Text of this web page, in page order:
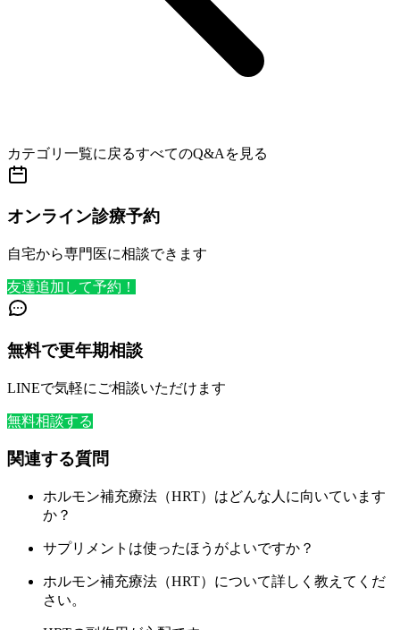
カテゴリ一覧に戻るすべてのQ&Aを見る
オンライン診療予約
自宅から専門医に相談できます
友達追加して予約！
無料で更年期相談
LINEで気軽にご相談いただけます
無料相談する
関連する質問
ホルモン補充療法（HRT）はどんな人に向いています
か？
サプリメントは使ったほうがよいですか？
ホルモン補充療法（HRT）について詳しく教えてくだ
さい。